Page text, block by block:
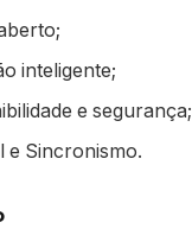
inteligente;
e segurança;
e Sincronismo.